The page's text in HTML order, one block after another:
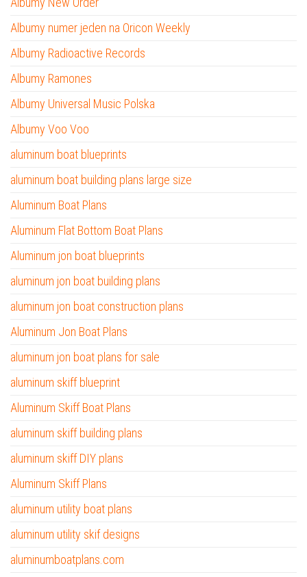
Albumy numer jeden na Oricon Weekly
Albumy Radioactive Records
Albumy Ramones
Albumy Universal Music Polska
Albumy Voo Voo
aluminum boat blueprints
aluminum boat building plans large size
Aluminum Boat Plans
Aluminum Flat Bottom Boat Plans
Aluminum jon boat blueprints
aluminum jon boat building plans
aluminum jon boat construction plans
Aluminum Jon Boat Plans
aluminum jon boat plans for sale
aluminum skiff blueprint
Aluminum Skiff Boat Plans
aluminum skiff building plans
aluminum skiff DIY plans
Aluminum Skiff Plans
aluminum utility boat plans
aluminum utility skif designs
aluminumboatplans.com